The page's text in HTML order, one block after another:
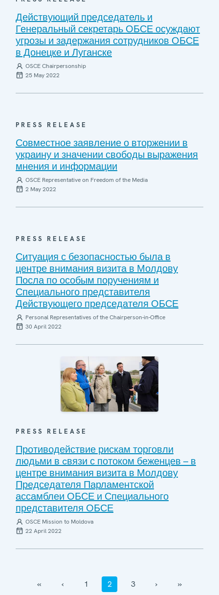
Действующий председатель и
Генеральный секретарь ОБСЕ осуждают
угрозы и задержания сотрудников ОБСЕ
в Донецке и Луганске
OSCE Chairpersonship
25 May 2022
PRESS RELEASE
Совместное заявление о вторжении в
украину и значении свободы выражения
мнения и информации
OSCE Representative on Freedom of the Media
2 May 2022
PRESS RELEASE
Ситуация с безопасностью была в
центре внимания визита в Молдову
Посла по особым поручениям и
Специального представителя
Действующего председателя ОБСЕ
Personal Representatives of the Chairperson-in-Office
30 April 2022
PRESS RELEASE
Противодействие рискам торговли
людьми в cвязи с потоком беженцев – в
центре внимания визита в Молдову
Председателя Парламентской
ассамблеи ОБСЕ и Специального
представителя ОБСЕ
OSCE Mission to Moldova
22 April 2022
‹‹ ‹ 1 2 3 › ››